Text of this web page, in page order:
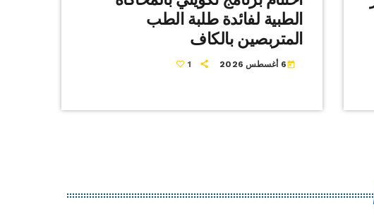
الطبية لفائدة طلبة الطب
المتربصين بالكاف
today6 أغسطس 2026 1